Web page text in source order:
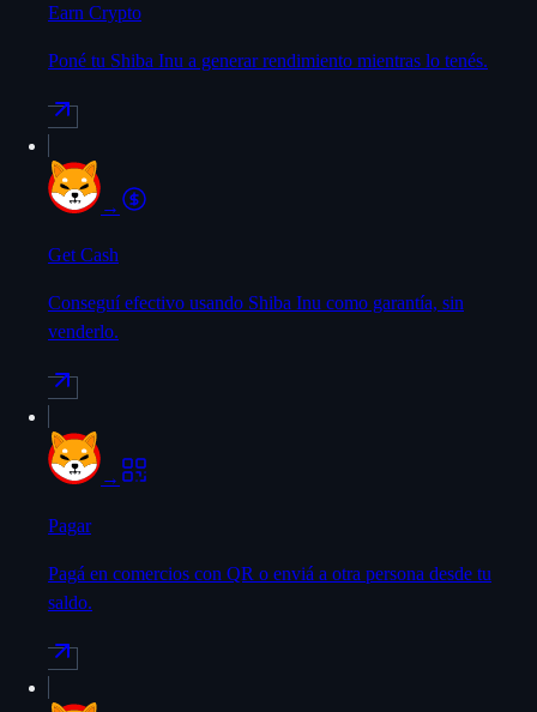
Earn Crypto
Poné tu Shiba Inu a generar rendimiento mientras lo tenés.
→
Get Cash
Conseguí efectivo usando Shiba Inu como garantía, sin
venderlo.
→
Pagar
Pagá en comercios con QR o enviá a otra persona desde tu
saldo.